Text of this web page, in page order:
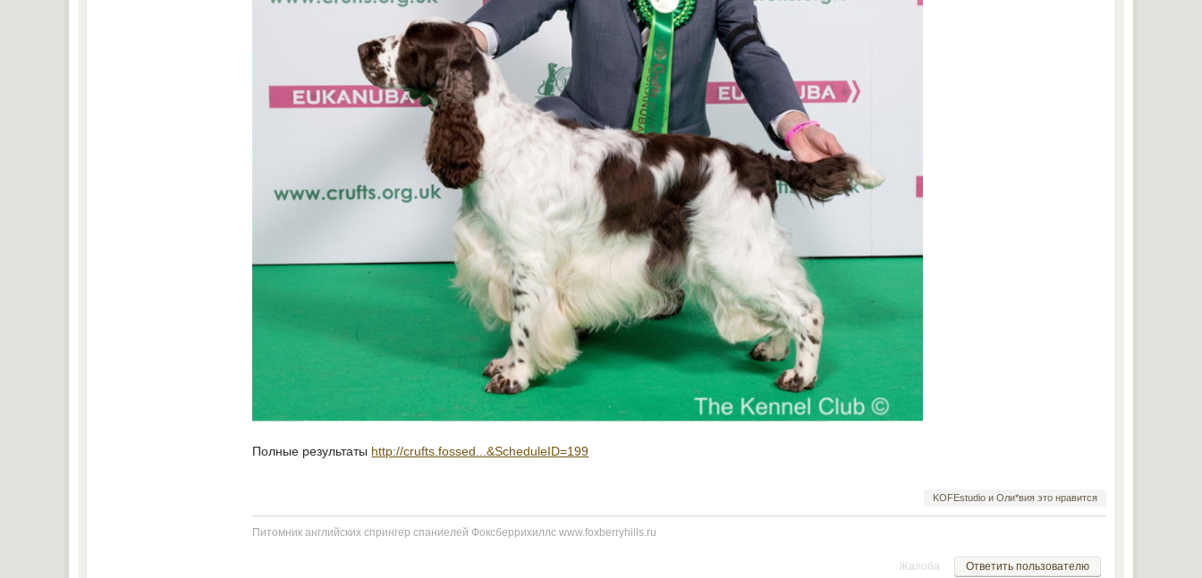
Полные результаты http://crufts.fossed...&ScheduleID=199
KOFEstudio и Оли*вия это нравится
Питомник английских спрингер спаниелей Фоксберрихиллс www.foxberryhills.ru
Ответить пользователю
Жалоба